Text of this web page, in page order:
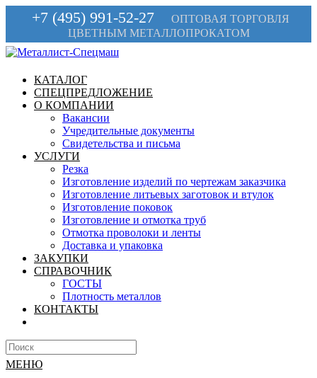
+7 (495) 991-52-27
ОПТОВАЯ ТОРГОВЛЯ
ЦВЕТНЫМ МЕТАЛЛОПРОКАТОМ
КАТАЛОГ
СПЕЦПРЕДЛОЖЕНИЕ
О КОМПАНИИ
Вакансии
Учредительные документы
Свидетельства и письма
УСЛУГИ
Резка
Изготовление изделий по чертежам заказчика
Изготовление литьевых заготовок и втулок
Изготовление поковок
Изготовление и отмотка труб
Отмотка проволоки и ленты
Доставка и упаковка
ЗАКУПКИ
СПРАВОЧНИК
ГОСТЫ
Плотность металлов
КОНТАКТЫ
МЕНЮ